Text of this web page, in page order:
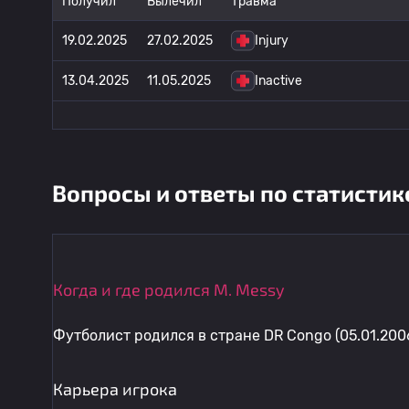
19.02.2025 27.02.2025 Injury
13.04.2025 11.05.2025 Inactive
Вопросы и ответы по
Когда и где родился M. Messy
Футболист родился в стране DR Congo
Карьера игрока